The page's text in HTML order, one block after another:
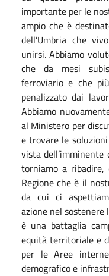
importante per le
ampio che è
dell’Umbria che
unirsi. Abbiamo
che da mesi
ferroviario e che
penalizzato dai
Abbiamo
al Ministero per
e trovare le
vista dell’imminente
torniamo a ribadire,
Regione che è il
da cui ci
azione nel
è una battaglia
equità territoriale e
per le Aree
demografico e